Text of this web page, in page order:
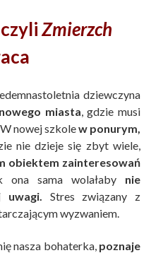
Zmierzch
dziewczyna
miasta, gdzie musi
nowej szkolew ponurym,
nie dzieje się zbyt wiele,
obiektem zainteresowań
ona sama wolałaby nie
uwagi. Stres związany z
wyzwaniem.
nasza bohaterka,poznaje